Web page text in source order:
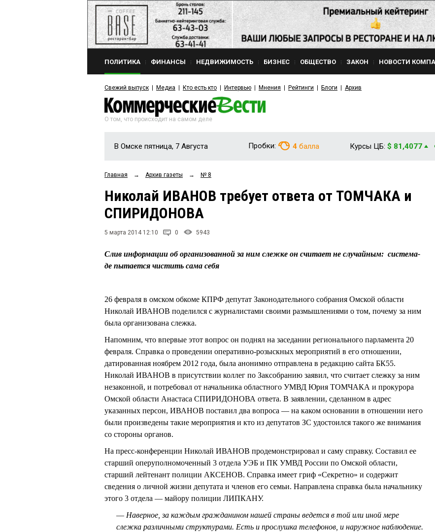
ПОЛИТИКА ФИНАНСЫ НЕДВИЖИМОСТЬ БИЗНЕС ОБЩЕСТВО ЗАКОН НОВОСТИ
Свежий выпуск Медиа Кто есть кто Интервью Мнения Рейтинги Блоги Архив
О том, что происходит на самом деле
В Омске пятница, 7 Августа Пробки: 4 балла Курсы ЦБ: $ 81,4077
Главная → Архив газеты → № 8
Николай ИВАНОВ требует ответа от ТОМЧАКА и
СПИРИДОНОВА
5 марта 2014 12:10 0 5943
Слив информации об организованной за ним слежке он считает не случайным: система-
де пытается чистить сама себя
26 февраля в омском обкоме КПРФ депутат Законодательного собрания Омской области
Николай ИВАНОВ поделился с журналистами своими размышлениями о том, почему за ним
была организована слежка.
Напомним, что впервые этот вопрос он поднял на заседании регионального парламента 20
февраля. Справка о проведении оперативно-розыскных мероприятий в его отношении,
датированная ноябрем 2012 года, была анонимно отправлена в редакцию сайта БК55.
Николай ИВАНОВ в присутствии коллег по Заксобранию заявил, что считает слежку за ним
незаконной, и потребовал от начальника областного УМВД Юрия ТОМЧАКА и прокурора
Омской области Анастаса СПИРИДОНОВА ответа. В заявлении, сделанном в адрес
указанных персон, ИВАНОВ поставил два вопроса — на каком основании в отношении него
были произведены такие мероприятия и кто из депутатов ЗС удостоился такого же внимания
со стороны органов.
На пресс-конференции Николай ИВАНОВ продемонстрировал и саму справку. Составил ее
старший оперуполномоченный 3 отдела УЭБ и ПК УМВД России по Омской области,
старший лейтенант полиции АКСЕНОВ. Справка имеет гриф «Секретно» и содержит
сведения о личной жизни депутата и членов его семьи. Направлена справка была начальнику
этого 3 отдела — майору полиции ЛИПКАНУ.
— Наверное, за каждым гражданином нашей страны ведется в той или иной мере
слежка различными структурами. Есть и прослушка телефонов, и наружное наблюдение.